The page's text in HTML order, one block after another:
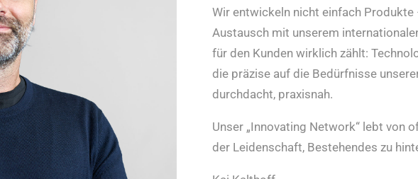
Wir entwickeln nicht einfach
Austausch mit unserem
für den Kunden wirklich zählt:
die präzise auf die Bedürfnisse
durchdacht, praxisnah.
Unser „Innovating Network“ lebt von
der Leidenschaft, Bestehendes zu